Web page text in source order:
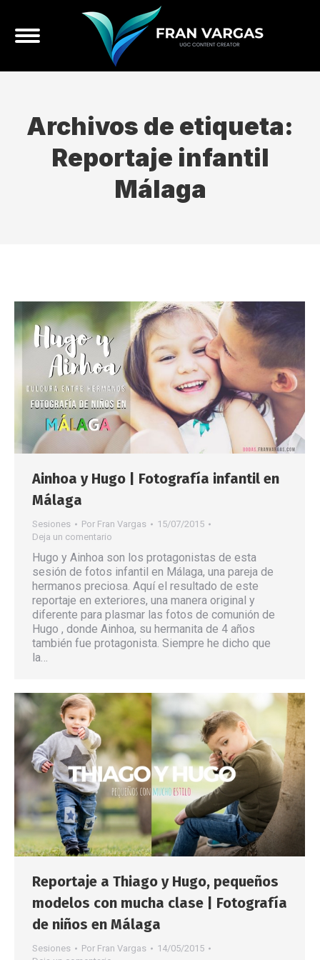
Archivos de etiqueta:
Reportaje infantil
Málaga
Ainhoa y Hugo | Fotografía infantil en
Málaga
Sesiones Por Fran Vargas
15/07/2015
Deja un comentario
Hugo y Ainhoa son los protagonistas de esta
sesión de fotos infantil en Málaga, una pareja de
hermanos preciosa. Aquí el resultado de este
reportaje en exteriores, una manera original y
diferente para plasmar las fotos de comunión de
Hugo , donde Ainhoa, su hermanita de 4 años
también fue protagonista. Siempre he dicho que
la…
Reportaje a Thiago y Hugo, pequeños
modelos con mucha clase | Fotografía
de niños en Málaga
Sesiones Por Fran Vargas
14/05/2015